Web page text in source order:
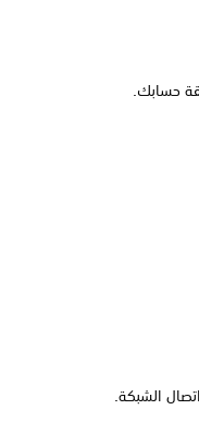
حسابك.
الشبكة.